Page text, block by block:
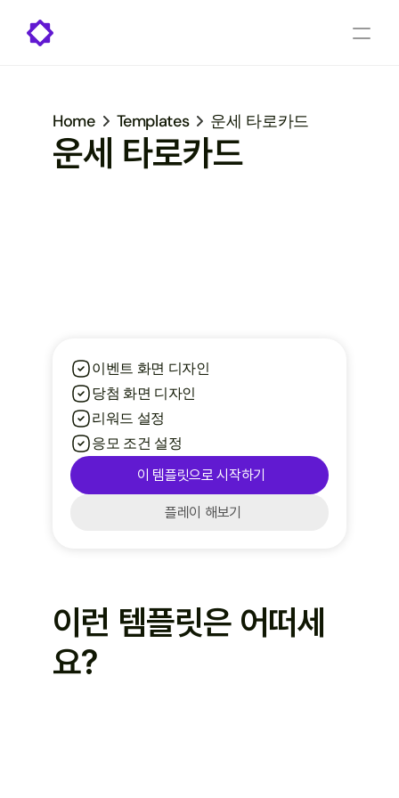
Home Templates 운세 타로카드
운세 타로카드
이벤트 화면 디자인
당첨 화면 디자인
리워드 설정
응모 조건 설정
이 템플릿으로 시작하기
플레이 해보기
이런 템플릿은 어떠세
요?